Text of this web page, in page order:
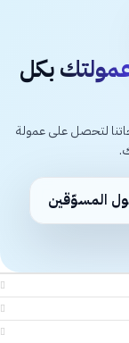
بكل
لتحصل على عمولة
المسوّقين